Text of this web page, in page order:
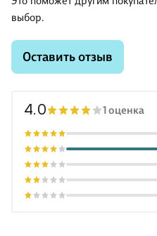
выбор.
Оставить отзыв
4.0 1 оценка